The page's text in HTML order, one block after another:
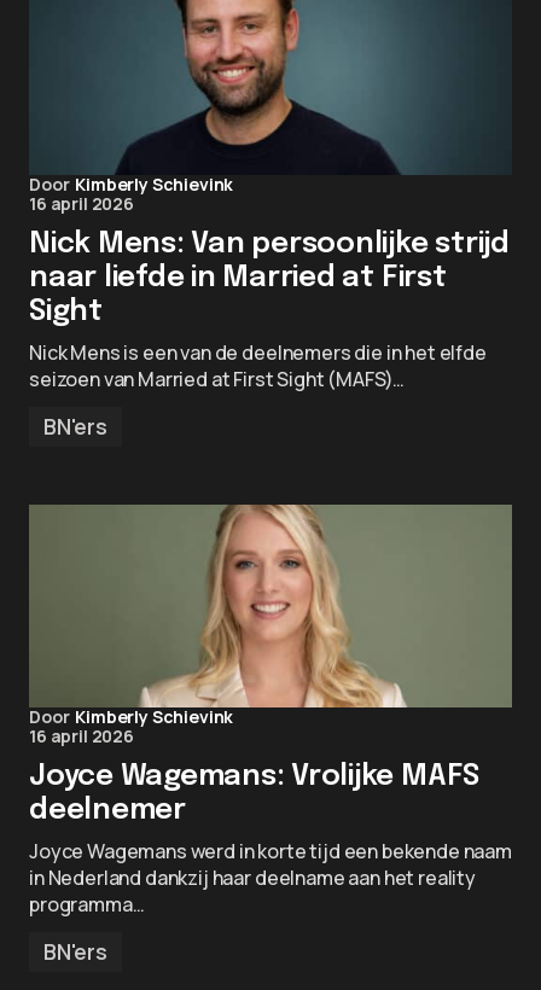
Door Kimberly Schievink
16 april 2026
Nick Mens: Van persoonlijke strijd
naar liefde in Married at First
Sight
Nick Mens is een van de deelnemers die in het elfde
seizoen van Married at First Sight (MAFS)…
BN'ers
Door Kimberly Schievink
16 april 2026
Joyce Wagemans: Vrolijke MAFS
deelnemer
Joyce Wagemans werd in korte tijd een bekende naam
in Nederland dankzij haar deelname aan het reality
programma…
BN'ers